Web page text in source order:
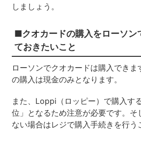
しましょう。
■クオカードの購入をローソン
ておきたいこと
ローソンでクオカードは購入でき
の購入は現金のみとなります。
また、Loppi（ロッピー）で購入す
位」となるため注意が必要です。そ
ない場合はレジで購入手続きを行う